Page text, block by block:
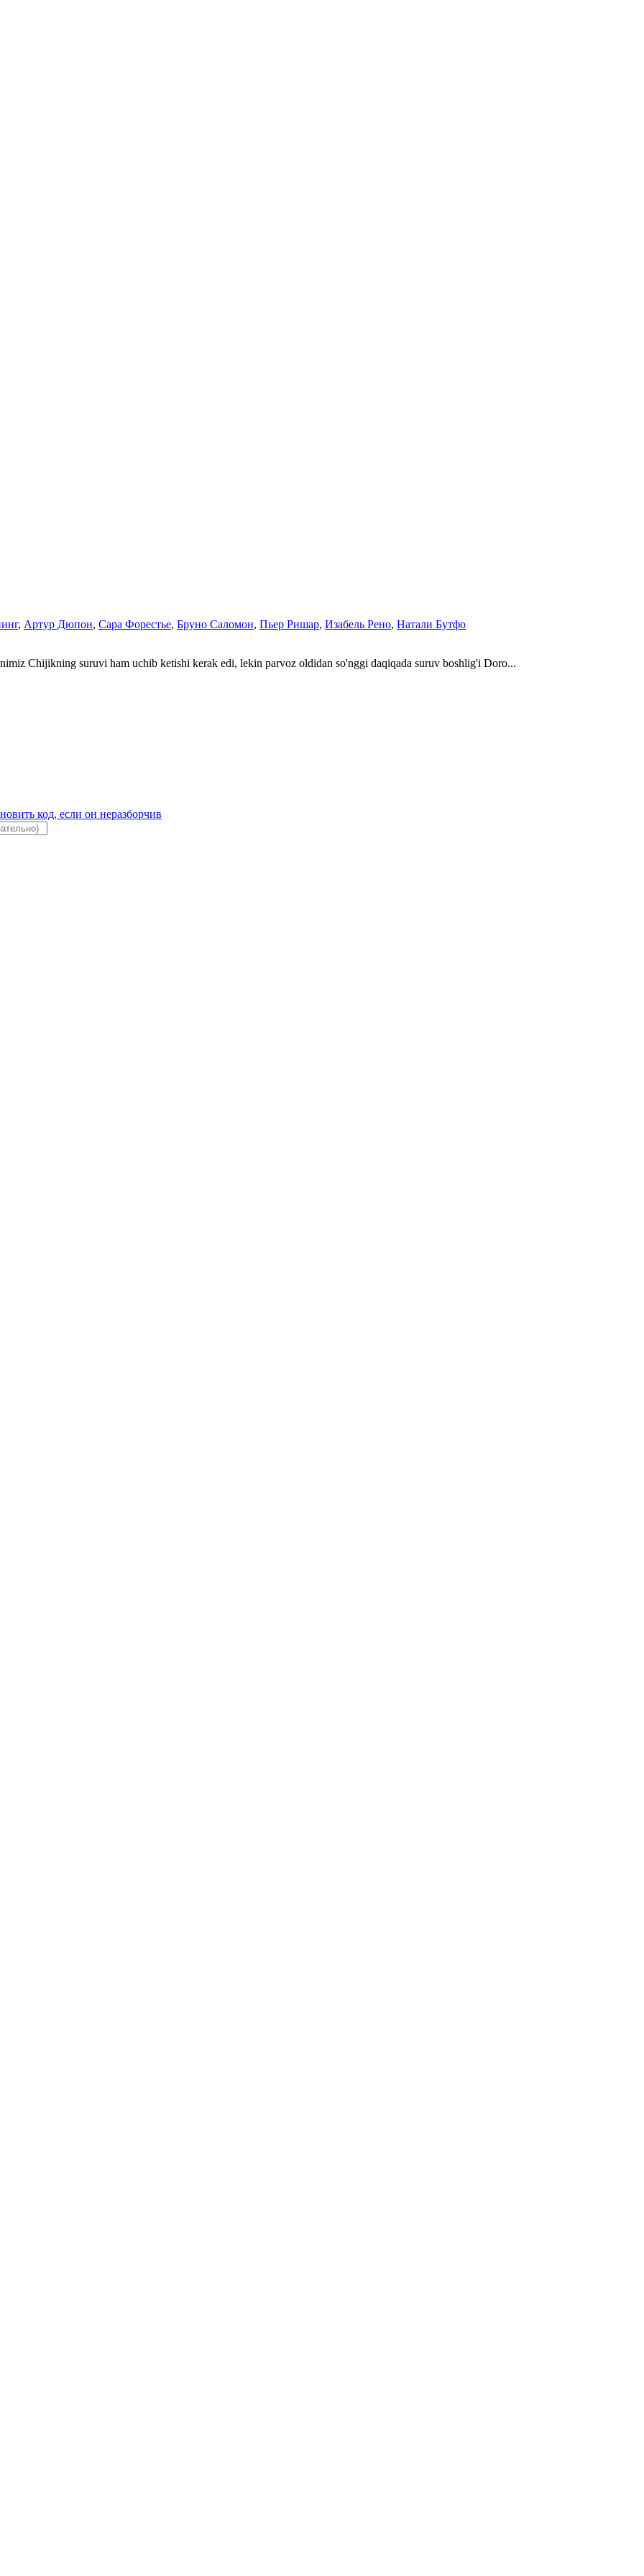
, Артур Дюпон, Сара Форестье, Бруно Саломон, Пьер Ришар, Изабель Рено, Натали Бутфо
Chijikning suruvi ham uchib ketishi kerak edi, lekin parvoz oldidan so'nggi daqiqada suruv boshlig'i Doro...